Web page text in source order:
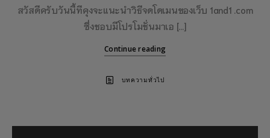
สวัสดีครับวันนี้ทีคุงจะแนะนำวิธีจดโดเมนของเว็บ 1and1 .com
ซึ่งชอบมีโปรโมชั่นมาเอ […]
Continue reading
บทความทั่วไป